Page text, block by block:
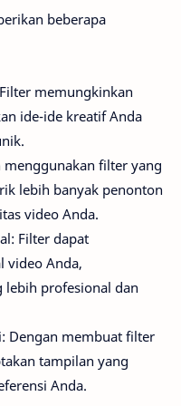
beberapa
memungkinkan
ide-ide kreatif Anda
filter yang
lebih banyak penonton
video Anda.
Filter dapat
video Anda,
profesional dan
Dengan membuat filter
tampilan yang
Anda.